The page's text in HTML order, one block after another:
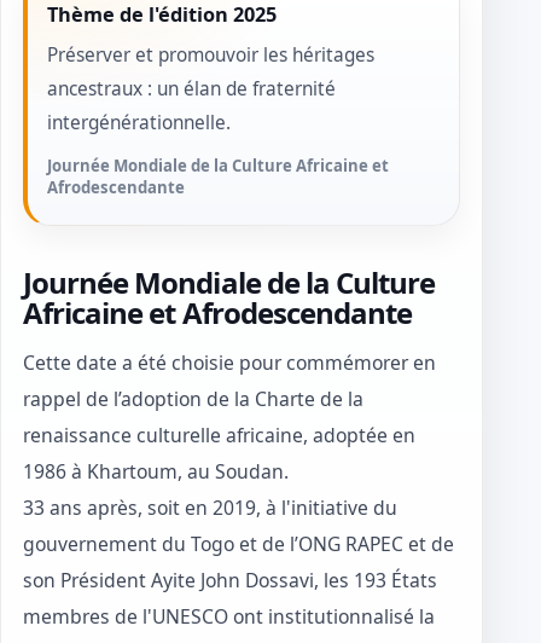
Thème de l'édition 2025
Préserver et promouvoir les héritages
ancestraux : un élan de fraternité
intergénérationnelle.
Journée Mondiale de la Culture Africaine et
Afrodescendante
Journée Mondiale de la Culture
Africaine et Afrodescendante
Cette date a été choisie pour commémorer en
rappel de l’adoption de la Charte de la
renaissance culturelle africaine, adoptée en
1986 à Khartoum, au Soudan.
33 ans après, soit en 2019, à l'initiative du
gouvernement du Togo et de l’ONG RAPEC et de
son Président Ayite John Dossavi, les 193 États
membres de l'UNESCO ont institutionnalisé la